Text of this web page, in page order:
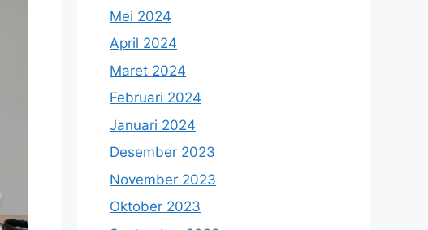
Mei 2024
April 2024
Maret 2024
Februari 2024
Januari 2024
Desember 2023
November 2023
Oktober 2023